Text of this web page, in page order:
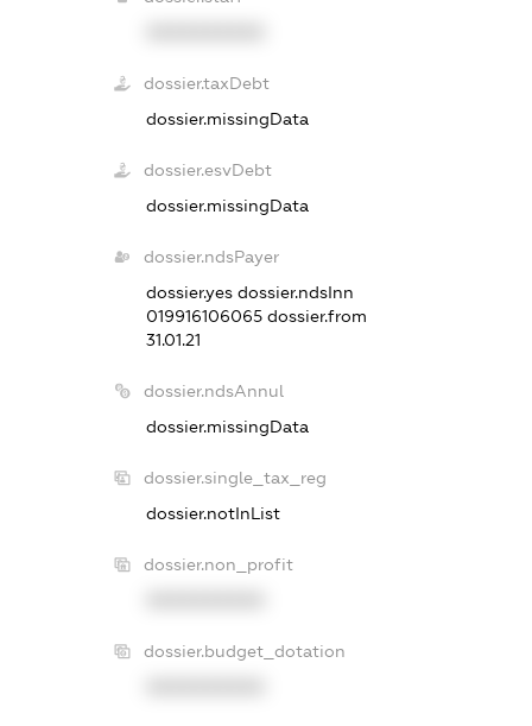
dossier.taxDebt
dossier.missingData
dossier.esvDebt
dossier.missingData
dossier.ndsPayer
dossier.yes dossier.ndsInn
019916106065 dossier.from
31.01.21
dossier.ndsAnnul
dossier.missingData
dossier.single_tax_reg
dossier.notInList
dossier.non_profit
dossier.budget_dotation